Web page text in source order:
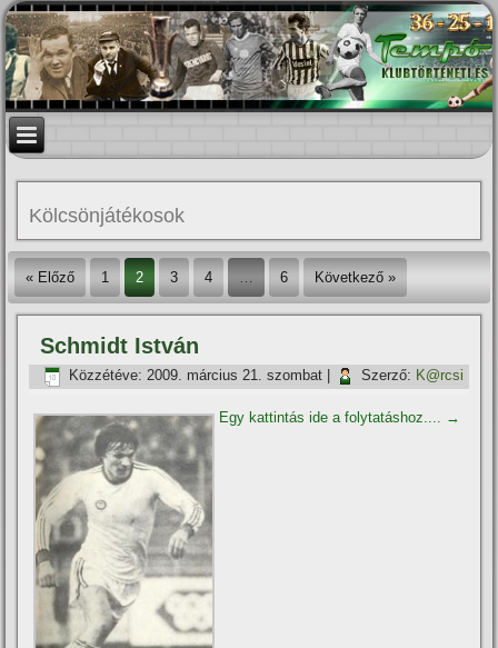
Kölcsönjátékosok
« Előző 1 2 3 4 … 6 Következő »
Schmidt István
Közzétéve: 2009. március 21. szombat Szerző: K@rcsi
Egy kattintás ide a folytatáshoz.... →